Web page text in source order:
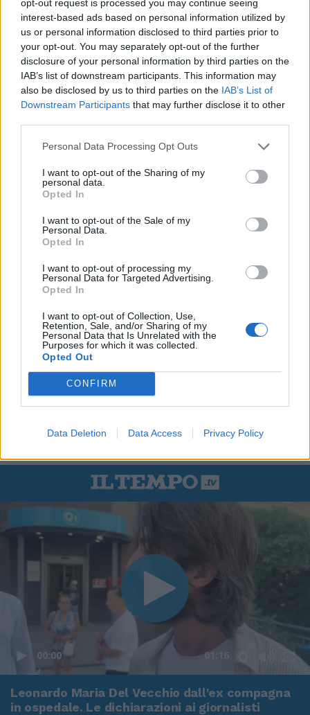
opt-out request is processed you may continue seeing
interest-based ads based on personal information utilized by
us or personal information disclosed to third parties prior to
your opt-out. You may separately opt-out of the further
disclosure of your personal information by third parties on the
IAB’s list of downstream participants. This information may
also be disclosed by us to third parties on the IAB’s List of
Downstream Participants that may further disclose it to other
Personal Data Processing Opt Outs
I want to opt-out of the Sharing of my
personal data.
Opted In
I want to opt-out of the Sale of my
Personal Data.
Opted In
I want to opt-out of processing my
Personal Data for Targeted Advertising.
Opted In
I want to opt-out of Collection, Use,
Retention, Sale, and/or Sharing of my
Personal Data that Is Unrelated with the
Purposes for which it was collected.
Opted Out
CONFIRM
Data Deletion Data Access Privacy Policy
00:00 01:16
Leonardo Maria Del Vecchio dall'ex compagna
in ospedale. Le dichiarazioni ai giornalisti